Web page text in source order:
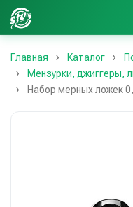
Главная Каталог
Мензурки, джиггеры,
Набор мерных ложек